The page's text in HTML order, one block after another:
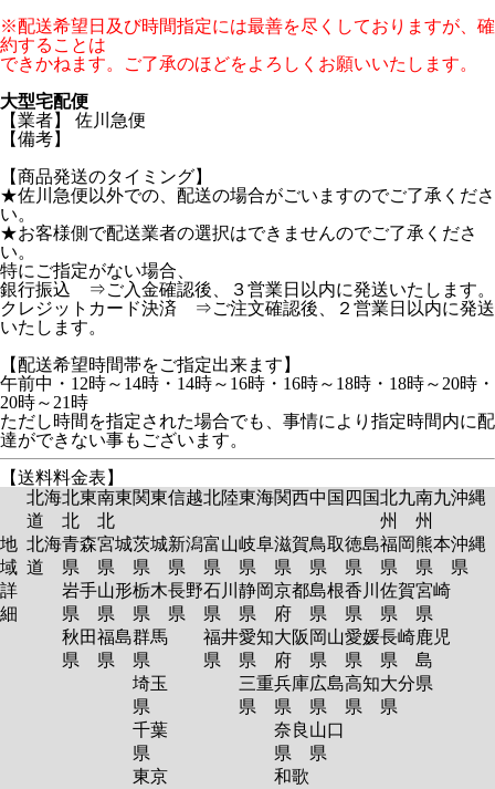
※配送希望日及び時間指定には最善を尽くしておりますが、確
約することは
できかねます。ご了承のほどをよろしくお願いいたします。
大型宅配便
【業者】 佐川急便
【備考】
【商品発送のタイミング】
★佐川急便以外での、配送の場合がごいますのでご了承くださ
い。
★お客様側で配送業者の選択はできませんのでご了承くださ
い。
特にご指定がない場合、
銀行振込 ⇒ご入金確認後、３営業日以内に発送いたします。
クレジットカード決済 ⇒ご注文確認後、２営業日以内に発送
いたします。
【配送希望時間帯をご指定出来ます】
午前中・12時～14時・14時～16時・16時～18時・18時～20時・
20時～21時
ただし時間を指定された場合でも、事情により指定時間内に配
達ができない事もございます。
【送料料金表】
北海
道
北東
北
南東
北
関東信越北陸東海関西中国 四国北九
州
南九
州
沖縄
地
域
詳
細
北海
道
青森
県
岩手
県
秋田
県
宮城
県
山形
県
福島
県
茨城
県
栃木
県
群馬
県
埼玉
県
千葉
県
東京
新潟
県
長野
県
富山
県
石川
県
福井
県
岐阜
県
静岡
県
愛知
県
三重
県
滋賀
県
京都
府
大阪
府
兵庫
県
奈良
県
和歌
鳥取
県
島根
県
岡山
県
広島
県
山口
県
徳島
県
香川
県
愛媛
県
高知
県
福岡
県
佐賀
県
長崎
県
大分
県
熊本
県
宮崎
県
鹿児
島
県
沖縄
県